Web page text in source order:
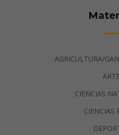
AGRICULTURA/
CIENCIAS
CIENCIAS